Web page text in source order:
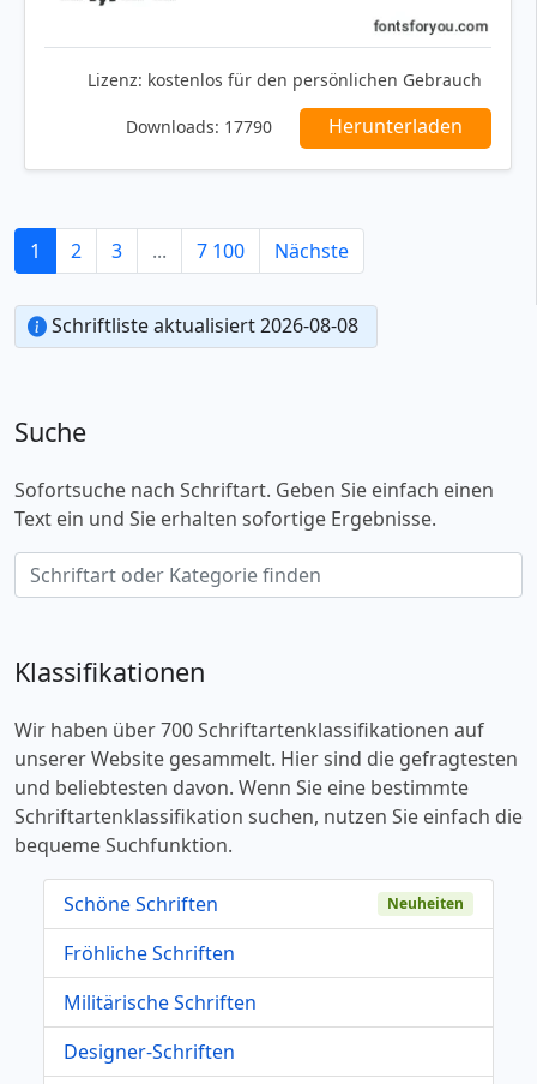
Lizenz: kostenlos für den persönlichen Gebrauch
Downloads: 17790 Herunterladen
1 2 3 ... 7 100 Nächste
Schriftliste aktualisiert 2026-08-08
Suche
Sofortsuche nach Schriftart. Geben Sie einfach einen
Text ein und Sie erhalten sofortige Ergebnisse.
Klassifikationen
Wir haben über 700 Schriftartenklassifikationen auf
unserer Website gesammelt. Hier sind die gefragtesten
und beliebtesten davon. Wenn Sie eine bestimmte
Schriftartenklassifikation suchen, nutzen Sie einfach die
bequeme Suchfunktion.
Schöne Schriften Neuheiten
Fröhliche Schriften
Militärische Schriften
Designer-Schriften